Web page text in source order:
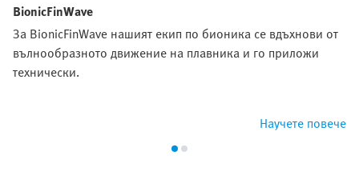
BionicFinWave
За BionicFinWave нашият екип по бионика се вдъхнови от
вълнообразното движение на плавника и го приложи
технически.
Научете повече